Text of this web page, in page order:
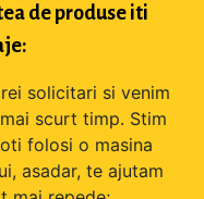
de produse iti
solicitari si venim
scurt timp. Stim
folosi o masina
asadar, te ajutam